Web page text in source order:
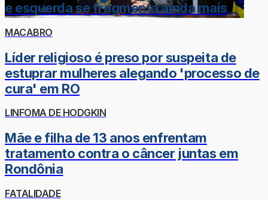
e esquerda se fragmenta ainda mais
MACABRO
Líder religioso é preso por suspeita de
estuprar mulheres alegando 'processo de
cura' em RO
LINFOMA DE HODGKIN
Mãe e filha de 13 anos enfrentam
tratamento contra o câncer juntas em
Rondônia
FATALIDADE